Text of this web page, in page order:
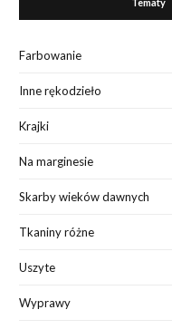
Farbowanie
Inne rękodzieło
Krajki
Na marginesie
Skarby wieków dawnych
Tkaniny różne
Uszyte
Wyprawy